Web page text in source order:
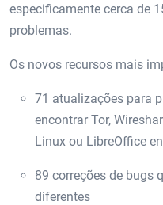
especificamente cerca de
problemas.
Os novos recursos mais
71 atualizações para
encontrar Tor,
Linux ou LibreOffice
89 correções de bugs
diferentes